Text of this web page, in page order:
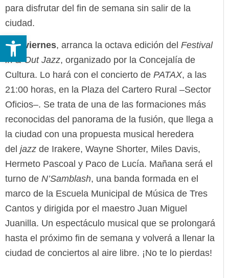
para disfrutar del fin de semana sin salir de la
ciudad.
Hoy viernes, arranca la octava edición del Festival
In & Out Jazz, organizado por la Concejalía de
Cultura. Lo hará con el concierto de PATAX, a las
21:00 horas, en la Plaza del Cartero Rural –Sector
Oficios–. Se trata de una de las formaciones más
reconocidas del panorama de la fusión, que llega a
la ciudad con una propuesta musical heredera
del jazz de Irakere, Wayne Shorter, Miles Davis,
Hermeto Pascoal y Paco de Lucía. Mañana será el
turno de N’Samblash, una banda formada en el
marco de la Escuela Municipal de Música de Tres
Cantos y dirigida por el maestro Juan Miguel
Juanilla. Un espectáculo musical que se prolongará
hasta el próximo fin de semana y volverá a llenar la
ciudad de conciertos al aire libre. ¡No te lo pierdas!
Abrir barra de herramientas